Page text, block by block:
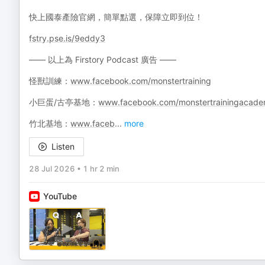
快上國泰產險官網，簡單點選，保障立即到位！
fstry.pse.is/9eddy3
—— 以上為 Firstory Podcast 廣告 ——
怪獸訓練： www.facebook.com/monstertraining
小巨蛋/古亭基地： www.facebook.com/
竹北基地： www.faceb... more
Listen
28 Jul 2026 • 1 hr 2 min
YouTube